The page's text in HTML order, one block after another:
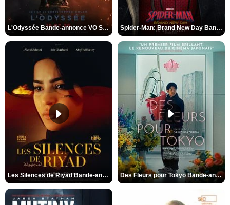
L'Odyssée Bande-annonce VO STFR Spider-Man: Brand New Day Bande-annonce VO STFR
Les Silences de Riyad Bande-annonce VO STFR Des Fleurs pour Tokyo Bande-annonce VO STFR